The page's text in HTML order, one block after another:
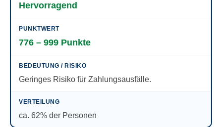
Hervorragend
776 – 999 Punkte
Geringes Risiko für Zahlungsausfälle.
ca. 62% der Personen